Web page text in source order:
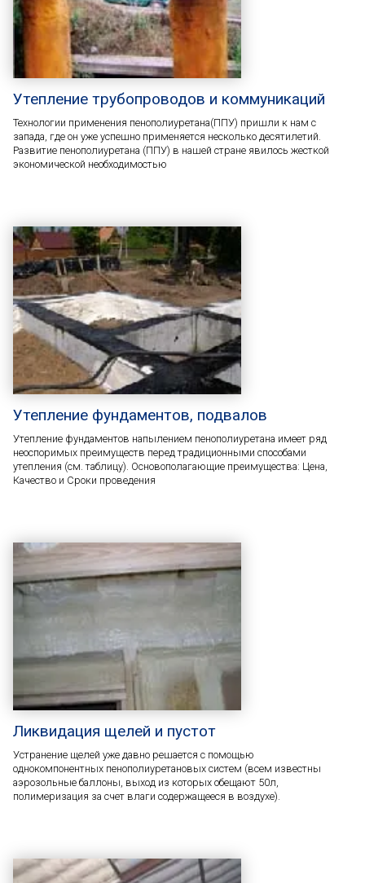
Утепление трубопроводов и коммуникаций
Технологии применения пенополиуретана(ППУ) пришли к нам с
запада, где он уже успешно применяется несколько десятилетий.
Развитие пенополиуретана (ППУ) в нашей стране явилось жесткой
экономической необходимостью
Утепление фундаментов, подвалов
Утепление фундаментов напылением пенополиуретана имеет ряд
неоспоримых преимуществ перед традиционными способами
утепления (см. таблицу). Основополагающие преимущества: Цена,
Качество и Сроки проведения
Ликвидация щелей и пустот
Устранение щелей уже давно решается с помощью
однокомпонентных пенополиуретановых систем (всем известны
аэрозольные баллоны, выход из которых обещают 50л,
полимеризация за счет влаги содержащееся в воздухе).